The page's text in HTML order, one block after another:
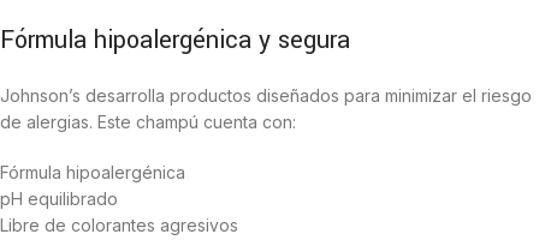
Fórmula hipoalergénica y segura
Johnson’s desarrolla productos diseñados para minimizar el riesgo
de alergias. Este champú cuenta con:
Fórmula hipoalergénica
pH equilibrado
Libre de colorantes agresivos